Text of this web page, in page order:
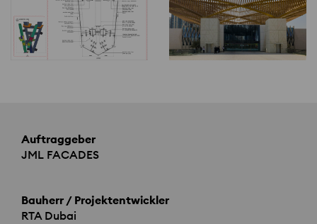
Auftraggeber
JML FACADES
Bauherr / Projektentwickler
RTADubai